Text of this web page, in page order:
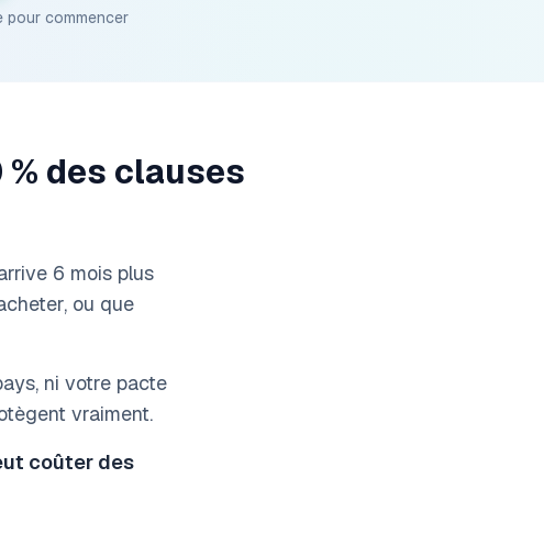
pour commencer
des clauses
6 mois plus
ou que
ni votre pacte
vraiment.
coûter des